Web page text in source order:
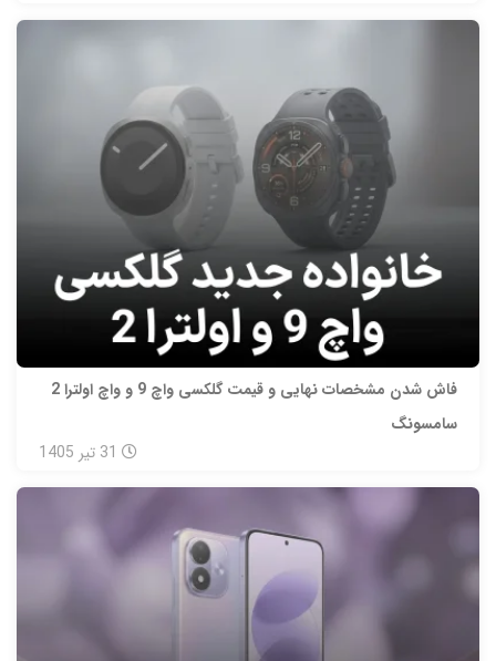
فاش شدن مشخصات نهایی و قیمت گلکسی واچ 9 و واچ اولترا 2
سامسونگ
31 تیر 1405